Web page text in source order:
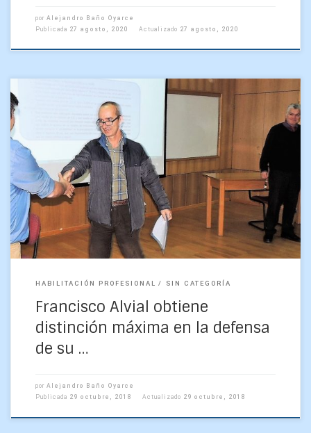
por Alejandro Baño Oyarce
Publicada 27 agosto, 2020 Actualizado 27 agosto, 2020
Distinción máxima obtuvo el estudiantes de Geofísica
Francisco Alvial Vásquez tras defender hoy su tesis de
Habilitación Profesional, con lo que obtiene su título
profesional […]
HABILITACIÓN PROFESIONAL SIN CATEGORÍA
Francisco Alvial obtiene
distinción máxima en la defensa
de su …
por Alejandro Baño Oyarce
Publicada 29 octubre, 2018 Actualizado 29 octubre, 2018